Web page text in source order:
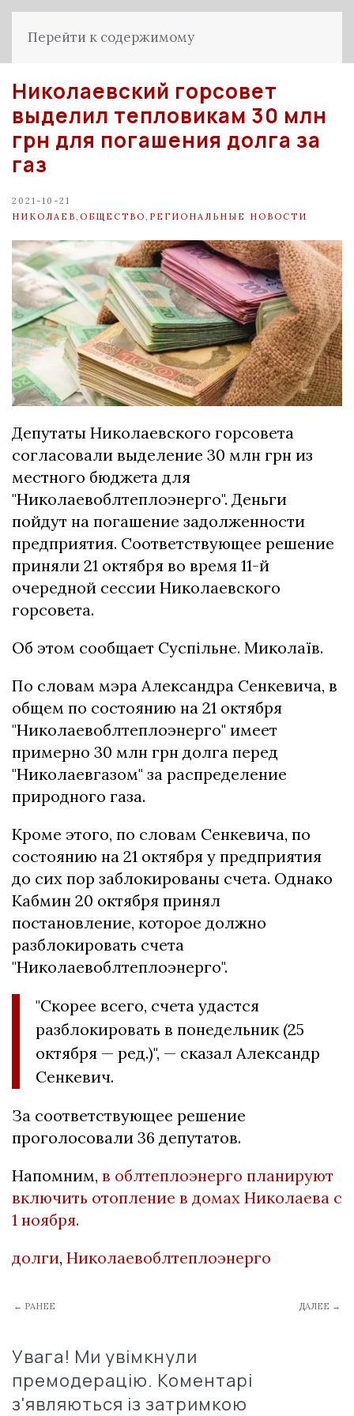
Перейти к содержимому
Николаевский горсовет
выделил тепловикам 30 млн
грн для погашения долга за
газ
2021-10-21
НИКОЛАЕВ ОБЩЕСТВО РЕГИОНАЛЬНЫЕ НОВОСТИ
Депутаты Николаевского горсовета
согласовали выделение 30 млн грн из
местного бюджета для
"Николаевоблтеплоэнерго". Деньги
пойдут на погашение задолженности
предприятия. Соответствующее решение
приняли 21 октября во время 11-й
очередной сессии Николаевского
горсовета.
Об этом сообщает Суспільне. Миколаїв.
По словам мэра Александра Сенкевича, в
общем по состоянию на 21 октября
"Николаевоблтеплоэнерго" имеет
примерно 30 млн грн долга перед
"Николаевгазом" за распределение
природного газа.
Кроме этого, по словам Сенкевича, по
состоянию на 21 октября у предприятия
до сих пор заблокированы счета. Однако
Кабмин 20 октября принял
постановление, которое должно
разблокировать счета
"Николаевоблтеплоэнерго".
"Скорее всего, счета удастся
разблокировать в понедельник (25
октября — ред.)", — сказал Александр
Сенкевич.
За соответствующее решение
проголосовали 36 депутатов.
Напомним, в облтеплоэнерго планируют
включить отопление в домах Николаева с
1 ноября.
долги, Николаевоблтеплоэнерго
← РАНЕЕ ДАЛЕЕ →
Увага! Ми увімкнули
премодерацію. Коментарі
з'являються із затримкою